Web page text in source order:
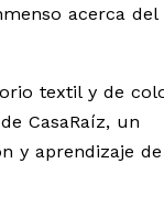
acerca del
textil y de
CasaRaíz, un
y aprendizaje de